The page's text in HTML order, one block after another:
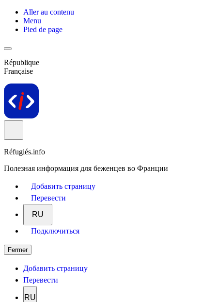
Aller au contenu
Menu
Pied de page
République
Française
Réfugiés.info
Полезная информация для беженцев во Франции
Добавить страницу
Перевести
RU
Подключиться
Fermer
Добавить страницу
Перевести
RU